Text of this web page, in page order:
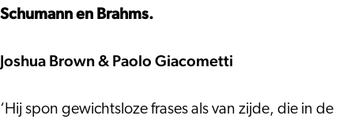
&
–
&
Schumann en Brahms.
Joshua Brown & Paolo Giacometti
‘Hij spon gewichtsloze frases als van zijde, die in de